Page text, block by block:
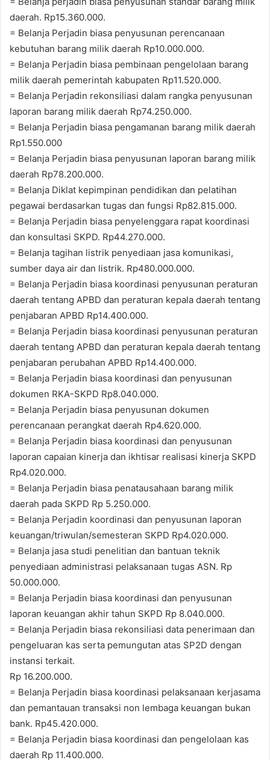
daerah. Rp15.360.000.
= Belanja Perjadin biasa penyusunan perencanaan
kebutuhan barang milik daerah Rp10.000.000.
= Belanja Perjadin biasa pembinaan pengelolaan barang
milik daerah pemerintah kabupaten Rp11.520.000.
= Belanja Perjadin rekonsiliasi dalam rangka penyusunan
laporan barang milik daerah Rp74.250.000.
= Belanja Perjadin biasa pengamanan barang milik daerah
Rp1.550.000
= Belanja Perjadin biasa penyusunan laporan barang milik
daerah Rp78.200.000.
= Belanja Diklat kepimpinan pendidikan dan pelatihan
pegawai berdasarkan tugas dan fungsi Rp82.815.000.
= Belanja Perjadin biasa penyelenggara rapat koordinasi
dan konsultasi SKPD. Rp44.270.000.
= Belanja tagihan listrik penyediaan jasa komunikasi,
sumber daya air dan listrik. Rp480.000.000.
= Belanja Perjadin biasa koordinasi penyusunan peraturan
daerah tentang APBD dan peraturan kepala daerah tentang
penjabaran APBD Rp14.400.000.
= Belanja Perjadin biasa koordinasi penyusunan peraturan
daerah tentang APBD dan peraturan kepala daerah tentang
penjabaran perubahan APBD Rp14.400.000.
= Belanja Perjadin biasa koordinasi dan penyusunan
dokumen RKA-SKPD Rp8.040.000.
= Belanja Perjadin biasa penyusunan dokumen
perencanaan perangkat daerah Rp4.620.000.
= Belanja Perjadin biasa koordinasi dan penyusunan
laporan capaian kinerja dan ikhtisar realisasi kinerja SKPD
Rp4.020.000.
= Belanja Perjadin biasa penatausahaan barang milik
daerah pada SKPD Rp 5.250.000.
= Belanja Perjadin koordinasi dan penyusunan laporan
keuangan/triwulan/semesteran SKPD Rp4.020.000.
= Belanja jasa studi penelitian dan bantuan teknik
penyediaan administrasi pelaksanaan tugas ASN. Rp
50.000.000.
= Belanja Perjadin biasa koordinasi dan penyusunan
laporan keuangan akhir tahun SKPD Rp 8.040.000.
= Belanja Perjadin biasa rekonsiliasi data penerimaan dan
pengeluaran kas serta pemungutan atas SP2D dengan
instansi terkait.
Rp 16.200.000.
= Belanja Perjadin biasa koordinasi pelaksanaan kerjasama
dan pemantauan transaksi non lembaga keuangan bukan
bank. Rp45.420.000.
= Belanja Perjadin biasa koordinasi dan pengelolaan kas
daerah Rp 11.400.000.